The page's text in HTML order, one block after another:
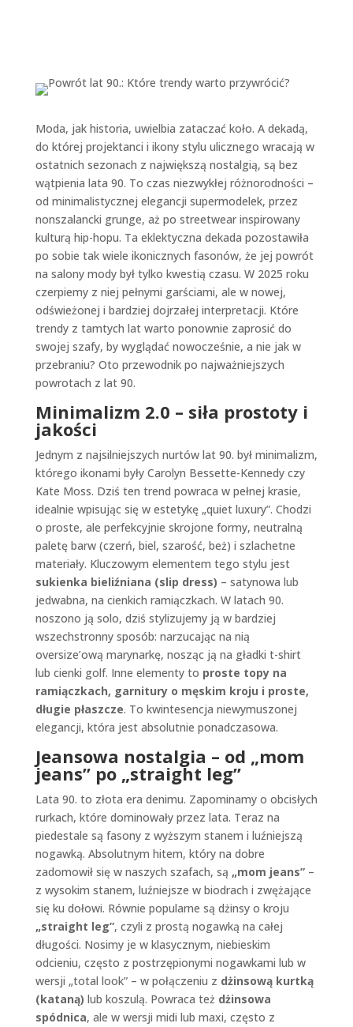
Moda, jak historia, uwielbia zataczać koło. A dekadą,
do której projektanci i ikony stylu ulicznego wracają w
ostatnich sezonach z największą nostalgią, są bez
wątpienia lata 90. To czas niezwykłej różnorodności –
od minimalistycznej elegancji supermodelek, przez
nonszalancki grunge, aż po streetwear inspirowany
kulturą hip-hopu. Ta eklektyczna dekada pozostawiła
po sobie tak wiele ikonicznych fasonów, że jej powrót
na salony mody był tylko kwestią czasu. W 2025 roku
czerpiemy z niej pełnymi garściami, ale w nowej,
odświeżonej i bardziej dojrzałej interpretacji. Które
trendy z tamtych lat warto ponownie zaprosić do
swojej szafy, by wyglądać nowocześnie, a nie jak w
przebraniu? Oto przewodnik po najważniejszych
powrotach z lat 90.
Minimalizm 2.0 – siła prostoty i
jakości
Jednym z najsilniejszych nurtów lat 90. był minimalizm,
którego ikonami były Carolyn Bessette-Kennedy czy
Kate Moss. Dziś ten trend powraca w pełnej krasie,
idealnie wpisując się w estetykę „quiet luxury”. Chodzi
o proste, ale perfekcyjnie skrojone formy, neutralną
paletę barw (czerń, biel, szarość, beż) i szlachetne
materiały. Kluczowym elementem tego stylu jest
sukienka bieliźniana (slip dress) – satynowa lub
jedwabna, na cienkich ramiączkach. W latach 90.
noszono ją solo, dziś stylizujemy ją w bardziej
wszechstronny sposób: narzucając na nią
oversize’ową marynarkę, nosząc ją na gładki t-shirt
lub cienki golf. Inne elementy to proste topy na
ramiączkach, garnitury o męskim kroju i proste,
długie płaszcze. To kwintesencja niewymuszonej
elegancji, która jest absolutnie ponadczasowa.
Jeansowa nostalgia – od „mom
jeans” po „straight leg”
Lata 90. to złota era denimu. Zapominamy o obcisłych
rurkach, które dominowały przez lata. Teraz na
piedestale są fasony z wyższym stanem i luźniejszą
nogawką. Absolutnym hitem, który na dobre
zadomowił się w naszych szafach, są „mom jeans”–
z wysokim stanem, luźniejsze w biodrach i zwężające
się ku dołowi. Równie popularne są dżinsy o kroju
„straight leg”, czyli z prostą nogawką na całej
długości. Nosimy je w klasycznym, niebieskim
odcieniu, często z postrzępionymi nogawkami lub w
wersji „total look” – w połączeniu z dżinsową kurtką
(kataną) lub koszulą. Powraca też dżinsowa
spódnica, ale w wersji midi lub maxi, często z